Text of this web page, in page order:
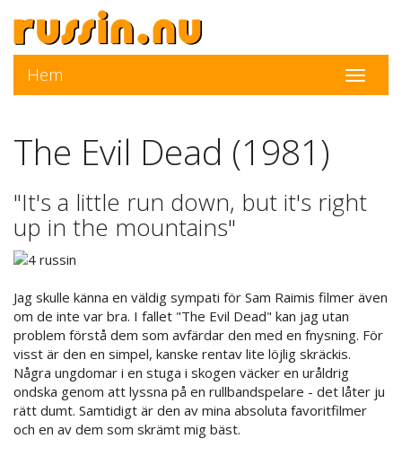
Toggle
Hem
The Evil Dead (1981)
"It's a little run down, but it's right
up in the mountains"
Jag skulle känna en väldig sympati för Sam Raimis filmer även
om de inte var bra. I fallet "The Evil Dead" kan jag utan
problem förstå dem som avfärdar den med en fnysning. För
visst är den en simpel, kanske rentav lite löjlig skräckis.
Några ungdomar i en stuga i skogen väcker en uråldrig
ondska genom att lyssna på en rullbandspelare - det låter ju
rätt dumt. Samtidigt är den av mina absoluta favoritfilmer
och en av dem som skrämt mig bäst.